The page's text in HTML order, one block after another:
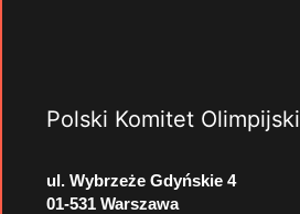
Polski Komitet Olimpijski
ul. Wybrzeże Gdyńskie 4
01-531 Warszawa